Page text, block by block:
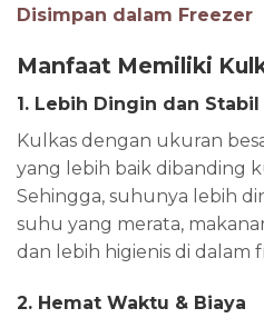
Disimpan dalam Freezer
Manfaat Memiliki
1. Lebih Dingin dan Stabil
Kulkas dengan ukuran
yang lebih baik dibanding
Sehingga, suhunya lebih
suhu yang merata,
dan lebih higienis di dalam
2. Hemat Waktu & Biaya